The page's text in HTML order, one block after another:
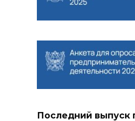
Последний выпуск